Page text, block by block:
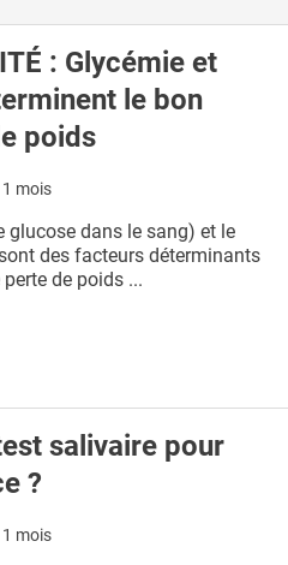
: Glycémie et
le bon
poids
mois
glucose dans le sang) et le
des facteurs déterminants
de poids ...
salivaire pour
?
mois